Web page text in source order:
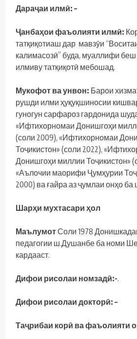
Дараҷаи илмӣ: –
Ҷанбаҳои фаъолияти илмӣ:
татқиқотиаш дар мавзӯи
калимасозӣ” буда, муаллифи
илмиву татқиқотӣ мебошад.
Мукофот ва унвон: Барои
рушди илми ҳуқуқшиносии
гуногун сарфароз гардонида
«Ифтихорномаи Донишгоҳи
(соли 2009), «Ифтихорномаи
Тоҷикистон» (соли 2022),
Донишгоҳи миллии Тоҷикистон»
«Аълочии маорифи Ҷумҳурии
2000) ва ғайра аз ҷумлаи онҳо
Шарҳи мухтасари ҳол
МаълумотСоли 1978
педагогии ш.Душанбе ба номи
кардааст.
Дифои рисолаи номзадӣ:-.
Дифои рисолаи докторӣ: –
Таҷрибаи корӣ вафаъолияти